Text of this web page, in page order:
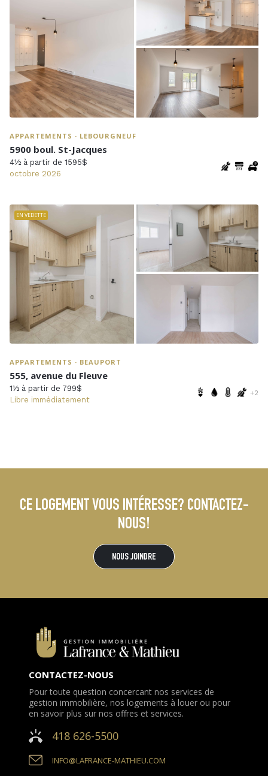
APPARTEMENTS · LEBOURGNEUF
5900 boul. St-Jacques
4½ à partir de 1595$
octobre 2026
EN VEDETTE
APPARTEMENTS · BEAUPORT
555, avenue du Fleuve
1½ à partir de 799$
Libre immédiatement
+2
CE LOGEMENT VOUS INTÉRESSE? CONTACTEZ-
NOUS!
NOUS JOINDRE
CONTACTEZ-NOUS
Pour toute question concercant nos services de
gestion immobilière, nos logements à louer ou pour
en savoir plus sur nos offres et services.
418 626-5500
INFO@LAFRANCE-MATHIEU.COM